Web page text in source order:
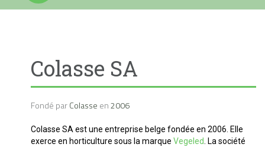
Colasse SA
Fondé parColasse en2006
Colasse SA est une entreprise belge fondée en 2006. Elle
exerce en horticulture sous la marqueVegeled .La société